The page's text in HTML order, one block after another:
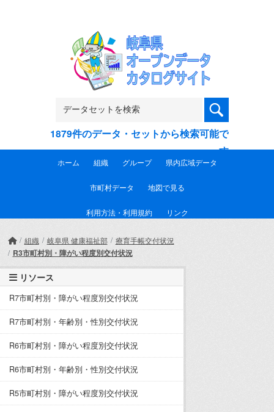
1879件のデータ・セットから検索可能で
す
ホーム 組織 グループ 県内広域データ
市町村データ 地図で見る
利用方法・利用規約 リンク
組織 岐阜県 健康福祉部 療育手帳交付状況
R3市町村別・障がい程度別交付状況
リソース
R7市町村別・障がい程度別交付状況
R7市町村別・年齢別・性別交付状況
R6市町村別・障がい程度別交付状況
R6市町村別・年齢別・性別交付状況
R5市町村別・障がい程度別交付状況